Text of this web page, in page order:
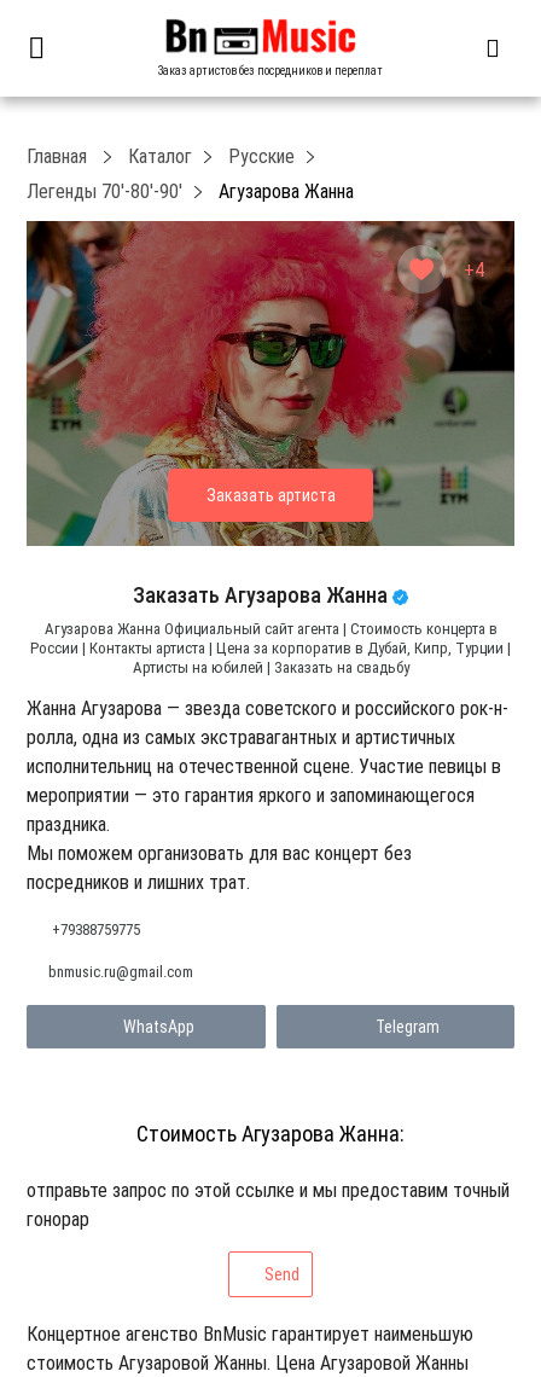
Заказ артистов без посредников и переплат
+4
Главная Каталог
Русские
Легенды 70′-80′-90′
Агузарова Жанна
Заказать Агузарова Жанна
Агузарова Жанна Официальный сайт агента | Стоимость концерта в
России | Контакты артиста | Цена за корпоратив в Дубай, Кипр, Турции |
Артисты на юбилей | Заказать на свадьбу
Жанна Агузарова — звезда советского и российского рок-н-
ролла, одна из самых экстравагантных и артистичных
исполнительниц на отечественной сцене. Участие певицы в
мероприятии — это гарантия яркого и запоминающегося
праздника.
Мы поможем организовать для вас концерт без
посредников и лишних трат.
+79388759775
WhatsApp Telegram
bnmusic.ru@gmail.com
Стоимость Агузарова Жанна:
отправьте запрос по этой ссылке и мы предоставим точный
гонорар
Send
Концертное агенство BnMusic гарантирует наименьшую
стоимость Агузаровой Жанны. Цена Агузаровой Жанны